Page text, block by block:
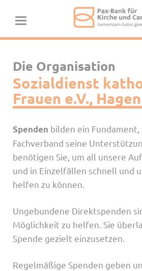
Die Organisation
Sozialdienst
Frauen e.V., Hagen
Spenden bilden ein
Fachverband seine
benötigen Sie, um all unsere
und in Einzelfällen schnell und
helfen zu können.
Ungebundene Direktspenden
Möglichkeit zu helfen. Sie
Spende gezielt einzusetzen.
Regelmäßige Spenden geben